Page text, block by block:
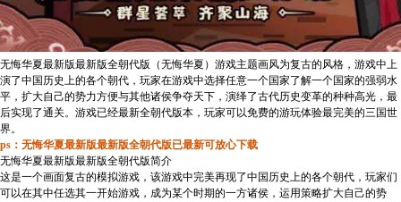
无悔华夏最新版最新版全朝代版（无悔华夏）游戏主题画风为复古的风格，游戏中上
演了中国历史上的各个朝代，玩家在游戏中选择任意一个国家了解一个国家的强弱水
平，扩大自己的势力方便与其他诸侯争夺天下，演绎了古代历史变革的种种高光，最
后实现了通关。游戏已经最新全朝代版本，玩家可以免费的游玩体验最完美的三国世
界。
ps：无悔华夏最新版最新版全朝代版已最新可放心下载
无悔华夏最新版最新版全朝代版简介
这是一个画面复古的模拟游戏，该游戏中完美再现了中国历史上的各个朝代，玩家们
可以在其中任选其一开始游戏，成为某个时期的一方诸侯，运用策略扩大自己的势